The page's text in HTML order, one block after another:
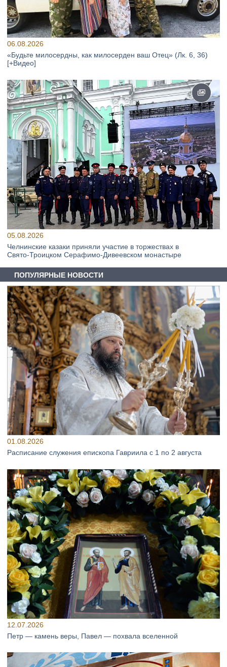
06.08.2026
«Будьте милосердны, как милосерден ваш Отец» (Лк. 6, 36)
[+Видео]
05.08.2026
Челнинские казаки приняли участие в торжествах в
Свято‑Троицком Серафимо‑Дивеевском монастыре
ПОПУЛЯРНЫЕ НОВОСТИ
01.08.2026
Расписание служения епископа Гавриила с 1 по 2 августа
12.07.2026
Петр — камень веры, Павел — похвала вселенной